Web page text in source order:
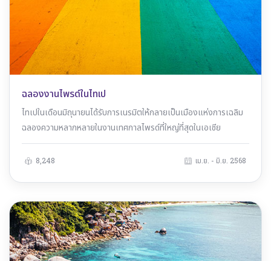
ฉลองงานไพรด์ในไทเป
ไทเปในเดือนมิถุนายนได้รับการเนรมิตให้กลายเป็นเมืองแห่งการเฉลิม
ฉลองความหลากหลายในงานเทศกาลไพรด์ที่ใหญ่ที่สุดในเอเชีย
8,248 เม.ย. - มิ.ย. 2568